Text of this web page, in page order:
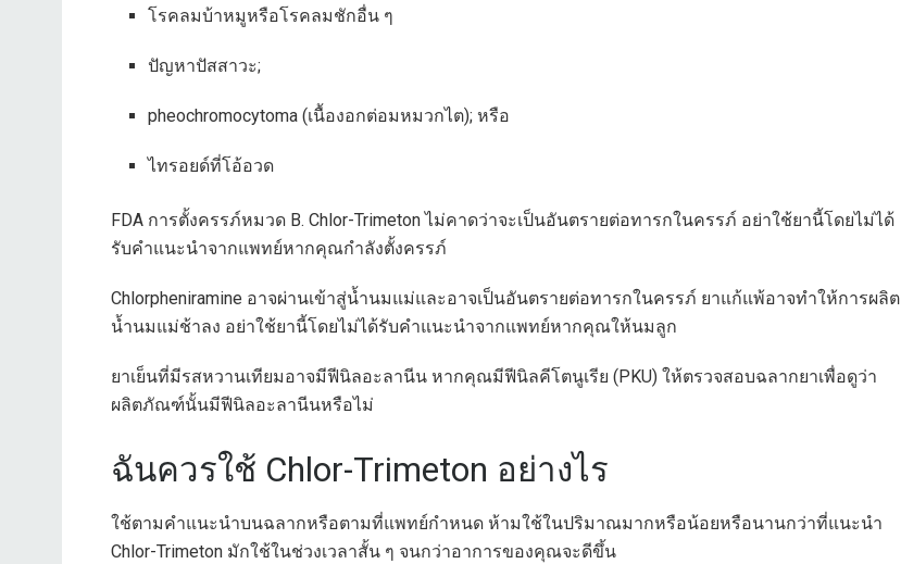
โรคลมบ้าหมูหรือโรคลมชักอื่น ๆ
ปัญหาปัสสาวะ;
pheochromocytoma (เนื้องอกต่อมหมวกไต); หรือ
ไทรอยด์ที่โอ้อวด
FDA การตั้งครรภ์หมวด B. Chlor-Trimeton ไม่คาดว่าจะเป็นอันตรายต่อทารกในครรภ์ อย่าใช้ยานี้โดยไม่ได้
รับคำแนะนำจากแพทย์หากคุณกำลังตั้งครรภ์
Chlorpheniramine อาจผ่านเข้าสู่น้ำนมแม่และอาจเป็นอันตรายต่อทารกในครรภ์ ยาแก้แพ้อาจทำให้การผลิต
น้ำนมแม่ช้าลง อย่าใช้ยานี้โดยไม่ได้รับคำแนะนำจากแพทย์หากคุณให้นมลูก
ยาเย็นที่มีรสหวานเทียมอาจมีฟีนิลอะลานีน หากคุณมีฟีนิลคีโตนูเรีย (PKU) ให้ตรวจสอบฉลากยาเพื่อดูว่า
ผลิตภัณฑ์นั้นมีฟีนิลอะลานีนหรือไม่
ฉันควรใช้ Chlor-Trimeton อย่างไร
ใช้ตามคำแนะนำบนฉลากหรือตามที่แพทย์กำหนด ห้ามใช้ในปริมาณมากหรือน้อยหรือนานกว่าที่แนะนำ
Chlor-Trimeton มักใช้ในช่วงเวลาสั้น ๆ จนกว่าอาการของคุณจะดีขึ้น